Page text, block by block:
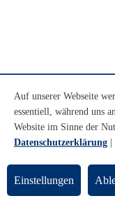
Auf unserer Webseite
essentiell, während uns
Website im Sinne der
Datenschutzerklärung
Einstellungen